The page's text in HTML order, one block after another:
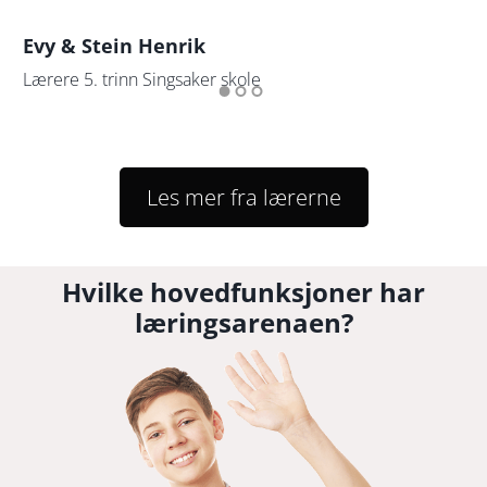
Evy & Stein Henrik
Lærere 5. trinn Singsaker skole
Les mer fra lærerne
Hvilke hovedfunksjoner har
læringsarenaen?